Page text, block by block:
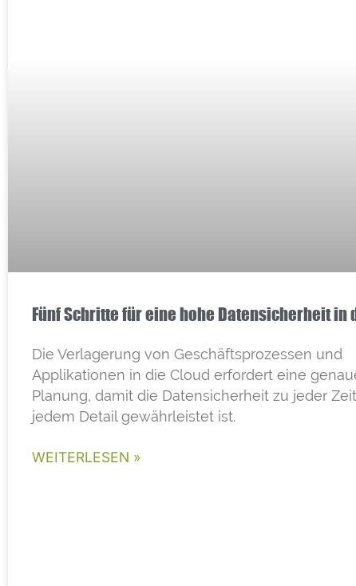
Fünf Schritte für eine hohe Datensicherheit in
Die Verlagerung von Geschäftsprozessen und
Applikationen in die Cloud erfordert eine
Planung, damit die Datensicherheit zu jeder
jedem Detail gewährleistet ist.
WEITERLESEN »